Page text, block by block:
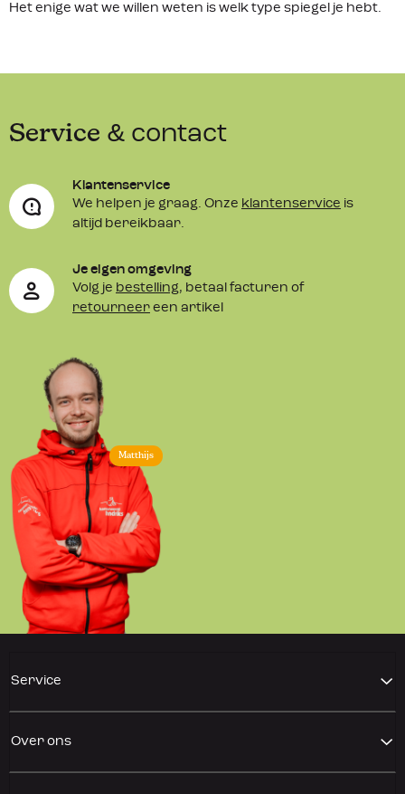
Het enige wat we willen weten is welk type spiegel je hebt.
Matthijs
Service & contact
Klantenservice
We helpen je graag. Onze klantenservice is
altijd bereikbaar.
Je eigen omgeving
Volg je bestelling, betaal facturen of
retourneer een artikel
Service
Over ons